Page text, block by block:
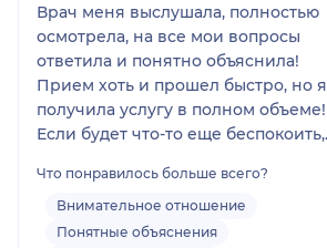
Врач меня выслушала, полностью
осмотрела, на все мои вопросы
ответила и понятно объяснила!
Прием хоть и прошел быстро, но я
получила услугу в полном объеме!
Если будет что-то еще беспокоить,
порекомендую своим знакомым
данного врача !
Что понравилось больше всего?
Внимательное отношение
Понятные объяснения